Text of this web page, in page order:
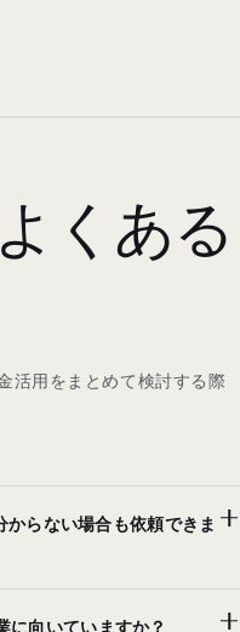
くある
活用をまとめて検討する際
らない場合も依頼できま
向いていますか？